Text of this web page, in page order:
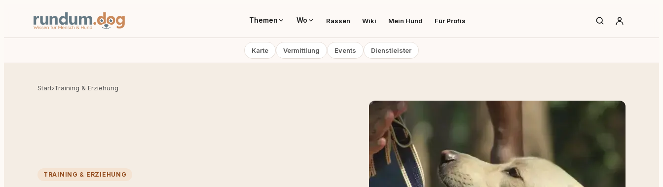
Themen Wo Rassen Wiki Mein Hund Für Profis
Karte Vermittlung Events Dienstleister
Start›Training & Erziehung
TRAINING & ERZIEHUNG